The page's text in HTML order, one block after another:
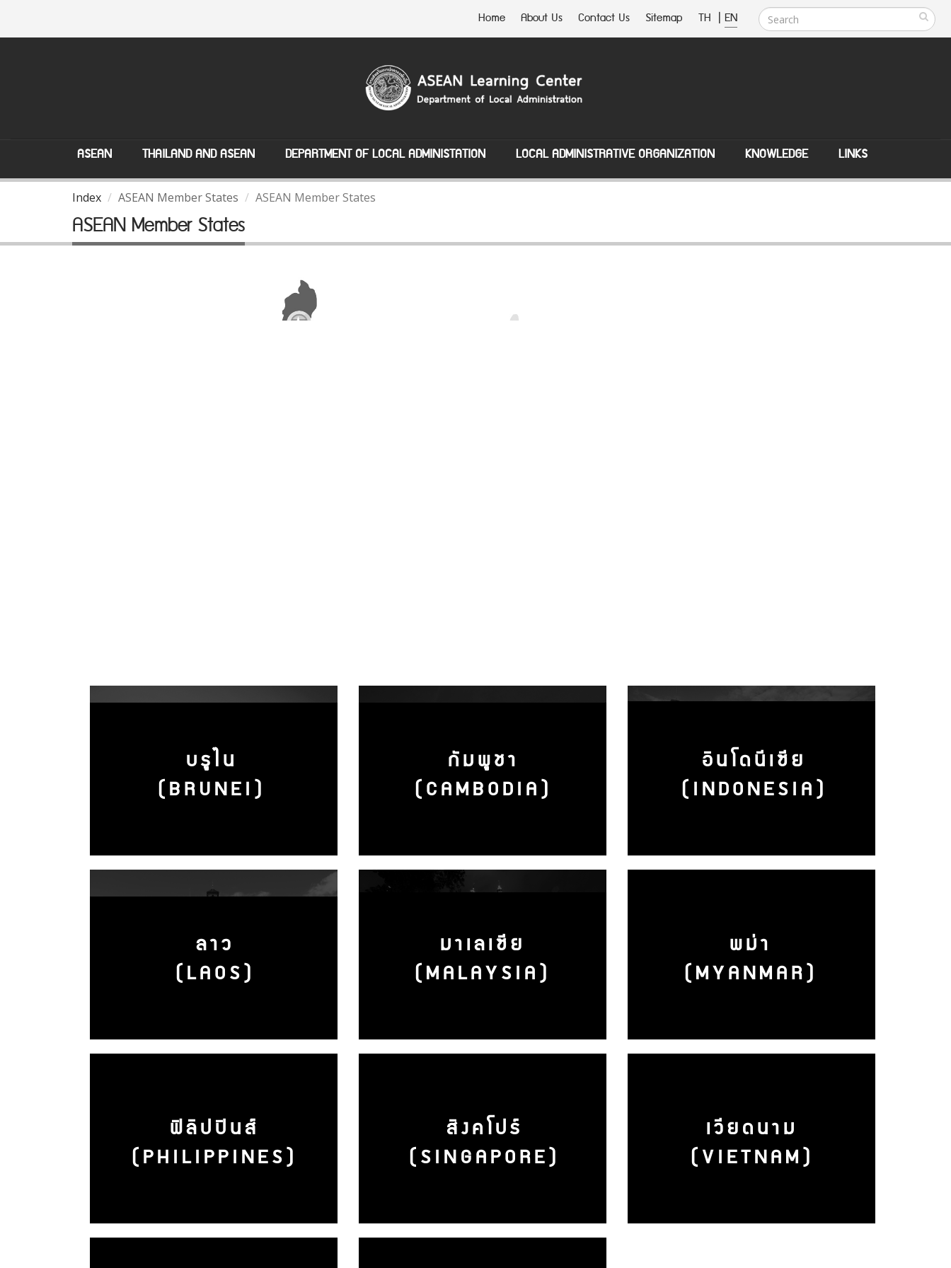
Home About Us Contact Us Sitemap TH | EN
ASEAN THAILAND AND ASEAN DEPARTMENT OF LOCAL ADMINISTATION LOCAL ADMINISTRATIVE ORGANIZATION KNOWLEDGE LINKS
Index ASEAN Member States ASEAN Member States
ASEAN Member States
บรูไน
(BRUNEI)
กัมพูชา
(CAMBODIA)
อินโดนีเซีย
(INDONESIA)
ลาว
(LAOS)
มาเลเซีย
(MALAYSIA)
พม่า
(MYANMAR)
ฟิลิปปินส์
(PHILIPPINES)
สิงคโปร์
(SINGAPORE)
เวียดนาม
(VIETNAM)